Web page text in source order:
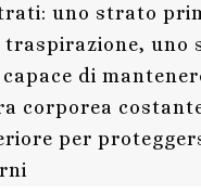
uno strato
uno
di
corporea
per